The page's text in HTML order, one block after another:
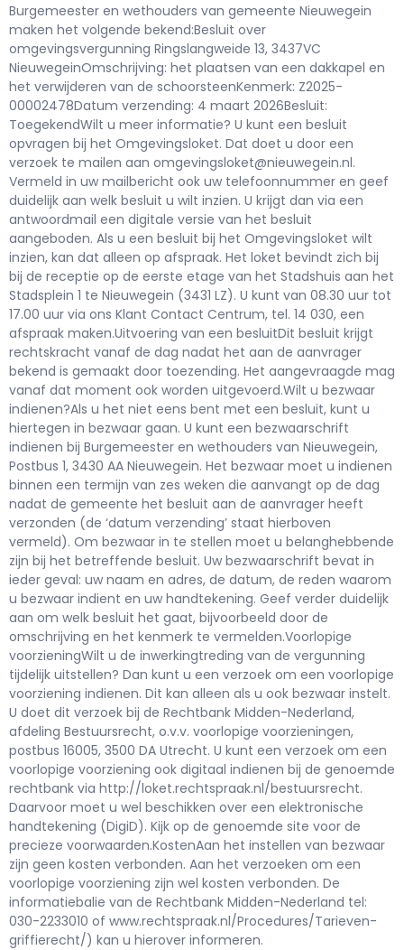
Burgemeester en wethouders van gemeente Nieuwegein
maken het volgende bekend:Besluit over
omgevingsvergunning Ringslangweide 13, 3437VC
NieuwegeinOmschrijving: het plaatsen van een dakkapel en
het verwijderen van de schoorsteenKenmerk: Z2025-
00002478Datum verzending: 4 maart 2026Besluit:
ToegekendWilt u meer informatie? U kunt een besluit
opvragen bij het Omgevingsloket. Dat doet u door een
verzoek te mailen aan omgevingsloket@nieuwegein.nl.
Vermeld in uw mailbericht ook uw telefoonnummer en geef
duidelijk aan welk besluit u wilt inzien. U krijgt dan via een
antwoordmail een digitale versie van het besluit
aangeboden. Als u een besluit bij het Omgevingsloket wilt
inzien, kan dat alleen op afspraak. Het loket bevindt zich bij
bij de receptie op de eerste etage van het Stadshuis aan het
Stadsplein 1 te Nieuwegein (3431 LZ). U kunt van 08.30 uur tot
17.00 uur via ons Klant Contact Centrum, tel. 14 030, een
afspraak maken.Uitvoering van een besluitDit besluit krijgt
rechtskracht vanaf de dag nadat het aan de aanvrager
bekend is gemaakt door toezending. Het aangevraagde mag
vanaf dat moment ook worden uitgevoerd.Wilt u bezwaar
indienen?Als u het niet eens bent met een besluit, kunt u
hiertegen in bezwaar gaan. U kunt een bezwaarschrift
indienen bij Burgemeester en wethouders van Nieuwegein,
Postbus 1, 3430 AA Nieuwegein. Het bezwaar moet u indienen
binnen een termijn van zes weken die aanvangt op de dag
nadat de gemeente het besluit aan de aanvrager heeft
verzonden (de ‘datum verzending’ staat hierboven
vermeld). Om bezwaar in te stellen moet u belanghebbende
zijn bij het betreffende besluit. Uw bezwaarschrift bevat in
ieder geval: uw naam en adres, de datum, de reden waarom
u bezwaar indient en uw handtekening. Geef verder duidelijk
aan om welk besluit het gaat, bijvoorbeeld door de
omschrijving en het kenmerk te vermelden.Voorlopige
voorzieningWilt u de inwerkingtreding van de vergunning
tijdelijk uitstellen? Dan kunt u een verzoek om een voorlopige
voorziening indienen. Dit kan alleen als u ook bezwaar instelt.
U doet dit verzoek bij de Rechtbank Midden-Nederland,
afdeling Bestuursrecht, o.v.v. voorlopige voorzieningen,
postbus 16005, 3500 DA Utrecht. U kunt een verzoek om een
voorlopige voorziening ook digitaal indienen bij de genoemde
rechtbank via http://loket.rechtspraak.nl/bestuursrecht.
Daarvoor moet u wel beschikken over een elektronische
handtekening (DigiD). Kijk op de genoemde site voor de
precieze voorwaarden.KostenAan het instellen van bezwaar
zijn geen kosten verbonden. Aan het verzoeken om een
voorlopige voorziening zijn wel kosten verbonden. De
informatiebalie van de Rechtbank Midden-Nederland tel:
030-2233010 of www.rechtspraak.nl/Procedures/Tarieven-
griffierecht/) kan u hierover informeren.